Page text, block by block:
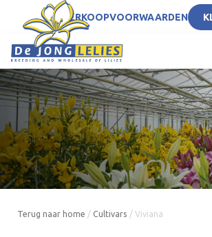
NLVERKOOPVOORWAARDEN
Terug naar home / Cultivars / Viviana